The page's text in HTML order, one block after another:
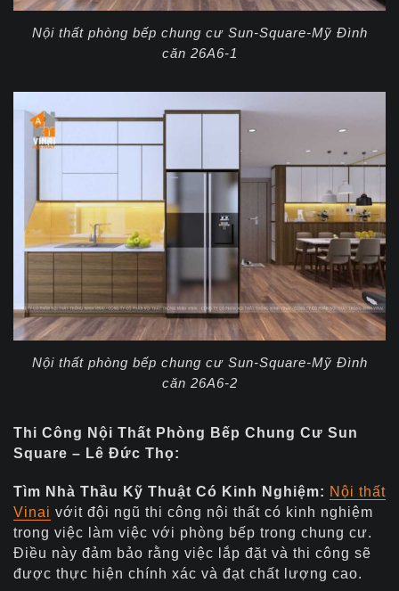
Nội thất phòng bếp chung cư Sun-Square-Mỹ Đình
căn 26A6-1
Nội thất phòng bếp chung cư Sun-Square-Mỹ Đình
căn 26A6-2
Thi Công Nội Thất Phòng Bếp Chung Cư Sun
Square – Lê Đức Thọ:
Tìm Nhà Thầu Kỹ Thuật Có Kinh Nghiệm: Nội thất
Vinai vớit đội ngũ thi công nội thất có kinh nghiệm
trong việc làm việc với phòng bếp trong chung cư.
Điều này đảm bảo rằng việc lắp đặt và thi công sẽ
được thực hiện chính xác và đạt chất lượng cao.